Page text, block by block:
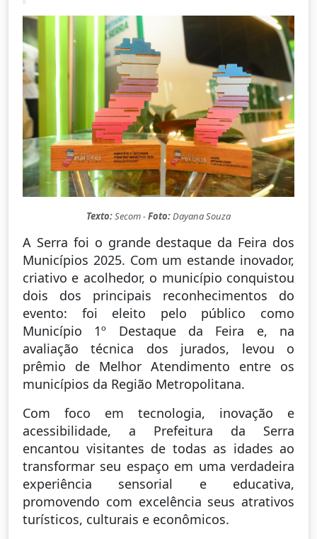
Texto:Secom -Foto:Dayana Souza
A Serra foi o grande destaque da Feira dos
Municípios 2025. Com um estande inovador,
criativo e acolhedor, o município conquistou
dois dos principais reconhecimentos do
evento: foi eleito pelo público como
Município 1º Destaque da Feira e, na
avaliação técnica dos jurados, levou o
prêmio de Melhor Atendimento entre os
municípios da Região Metropolitana.
Com foco em tecnologia, inovação e
acessibilidade, a Prefeitura da Serra
encantou visitantes de todas as idades ao
transformar seu espaço em uma verdadeira
experiência sensorial e educativa,
promovendo com excelência seus atrativos
turísticos, culturais e econômicos.